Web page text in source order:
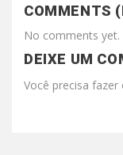
COMMENTS
No comments yet.
DEIXE UM
Você precisa fazer